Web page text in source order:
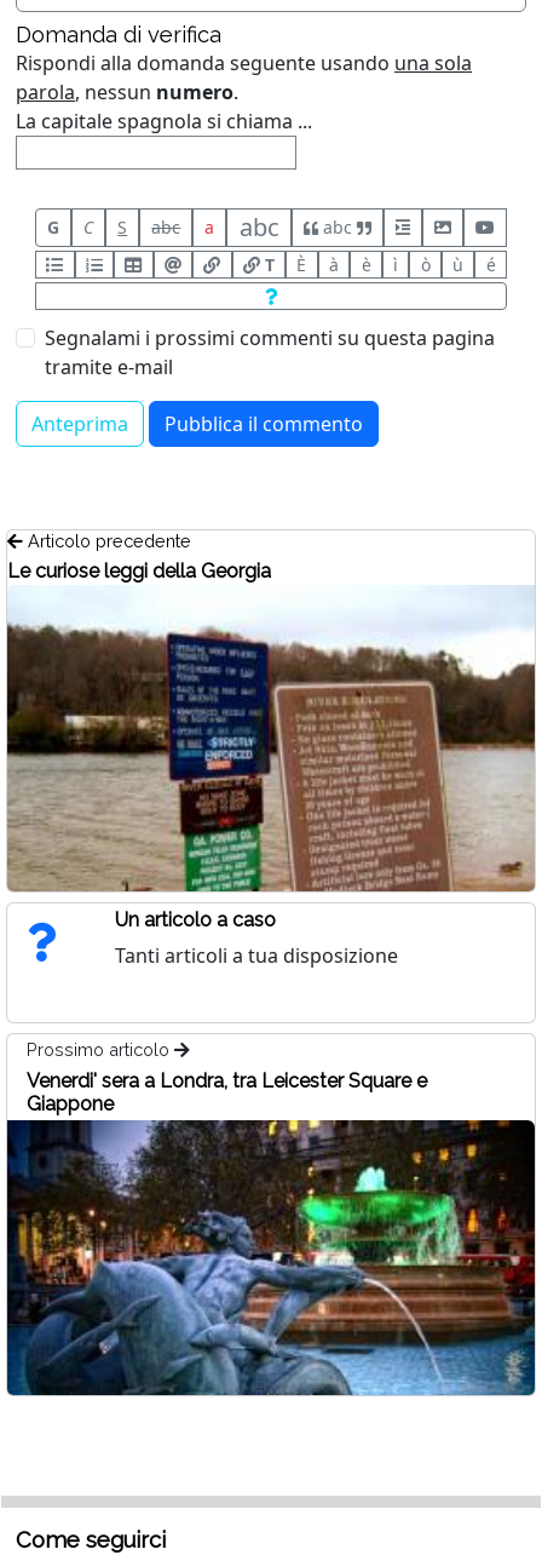
Domanda di verifica
Rispondi alla domanda seguente usando una sola
parola, nessun numero.
La capitale spagnola si chiama ...
G C S abc a abc
abc
T
È à è ì ò ù é
Segnalami i prossimi commenti su questa pagina
tramite e-mail
Articolo precedente
Le curiose leggi della Georgia
Un articolo a caso
Tanti articoli a tua disposizione
Prossimo articolo
Venerdi' sera a Londra, tra Leicester Square e
Giappone
Come seguirci